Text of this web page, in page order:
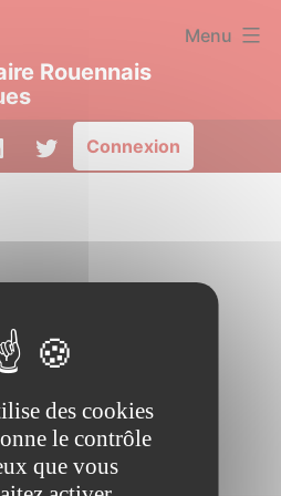
Rouennais
Menu
LinkedIn Twitter
Connexion
cookies
des cookies
le contrôle
que vous